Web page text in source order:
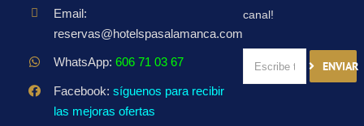
Email:
reservas@hotelspasalamanca.com
WhatsApp: 606 71 03 67
Facebook: síguenos para recibir
las mejoras ofertas
canal!
ENVIAR